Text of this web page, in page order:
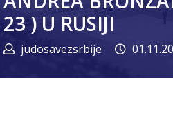
23 ) U RUSIJI
judosavezsrbije